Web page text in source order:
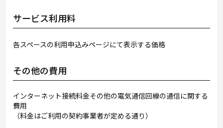
サービス利用料
各スペースの利用申込みページにて表示する価格
その他の費用
インターネット接続料金その他の電気通信回線の通信に関する
費用
（料金はご利用の契約事業者が定める通り）